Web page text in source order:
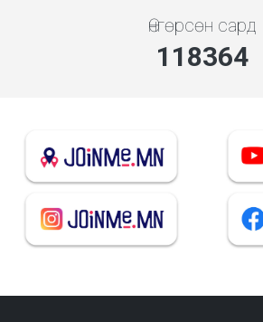
Өнгөрсөн сард
132022